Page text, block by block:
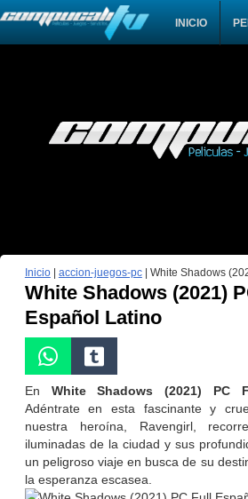
INICIO
Inicio| accion-juegos-pc| White Shadows
White Shadows (2021)
Español Latino
En White Shadows (2021) PC
Adéntrate en esta fascinante y
nuestra heroína, Ravengirl,
iluminadas de la ciudad y sus
un peligroso viaje en busca de su
la esperanza escasea.